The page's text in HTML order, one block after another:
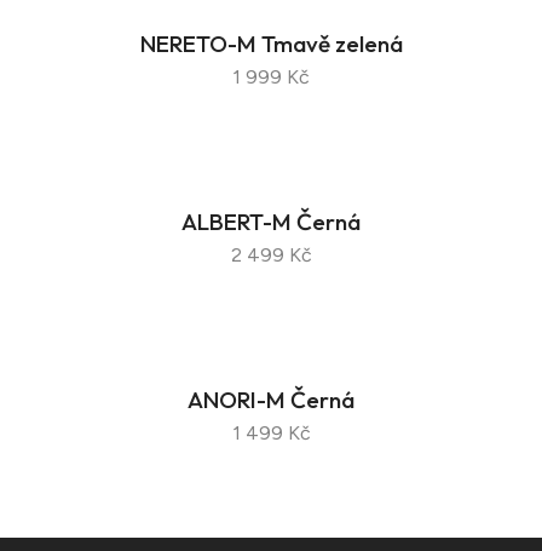
NERETO-M Tmavě zelená
1 999 Kč
ALBERT-M Černá
2 499 Kč
ANORI-M Černá
1 499 Kč